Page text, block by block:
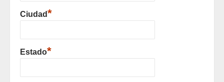
Ciudad*
Estado*